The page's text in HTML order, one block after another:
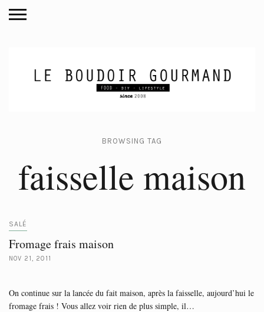
BROWSING TAG
faisselle maison
SALÉ
Fromage frais maison
NOV 21, 2011
On continue sur la lancée du fait maison, après la faisselle, aujourd’hui le
fromage frais ! Vous allez voir rien de plus simple, il…